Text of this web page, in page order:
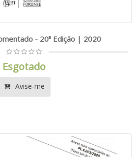
- 20ª Edição | 2020
Esgotado
Avise-me